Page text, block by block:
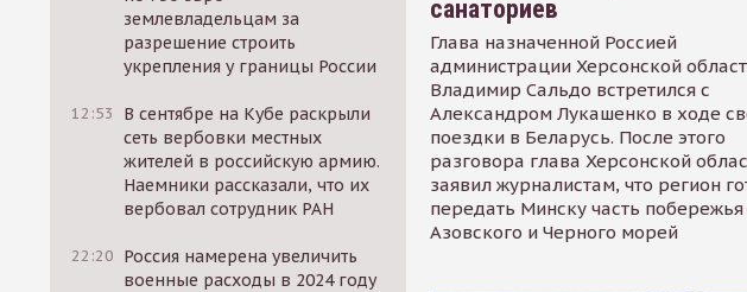
землевладельцам за
разрешение строить
укрепления у границы России
12:53
В сентябре на Кубе раскрыли
сеть вербовки местных
жителей в российскую армию.
Наемники рассказали, что их
вербовал сотрудник РАН
22:20 Россия намерена увеличить
военные расходы в 2024 году
санаториев
Глава назначенной Россией
администрации Херсонской
Владимир Сальдо встретился с
Александром Лукашенко в ходе
поездки в Беларусь. После этого
разговора глава Херсонской
заявил журналистам, что регион
передать Минску часть побережья
Азовского и Черного морей